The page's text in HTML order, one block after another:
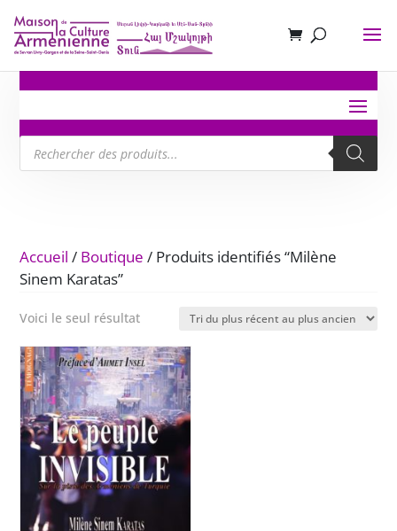
Recherche
de
produits
Accueil / Boutique / Produits identifiés “Milène
Sinem Karatas”
Voici le seul résultat